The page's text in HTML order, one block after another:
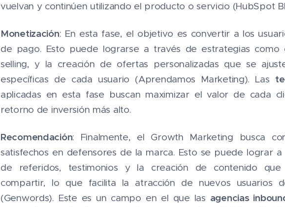
vuelvan y continúen utilizando el producto o servicio ​(HubSpot
Monetización: En esta fase, el objetivo es convertir a los
de pago. Esto puede lograrse a través de estrategias como
selling, y la creación de ofertas personalizadas que se
específicas de cada usuario​ (Aprendamos Marketing). Las
aplicadas en esta fase buscan maximizar el valor de cada
retorno de inversión más alto.
Recomendación: Finalmente, el Growth Marketing busca
satisfechos en defensores de la marca. Esto se puede lograr
de referidos, testimonios y la creación de contenido que
compartir, lo que facilita la atracción de nuevos usuarios
(Genwords). Este es un campo en el que las agencias